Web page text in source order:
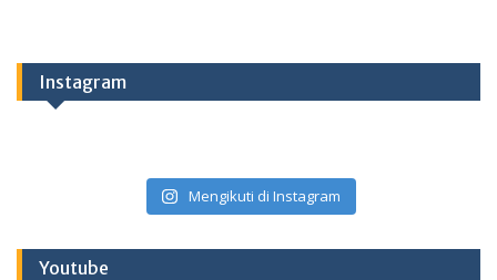
Instagram
Mengikuti di Instagram
Youtube